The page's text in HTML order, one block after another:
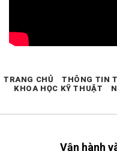
Vận hành
TRANG CHỦ THÔNG TIN
KHOA HỌC KỸ THUẬT